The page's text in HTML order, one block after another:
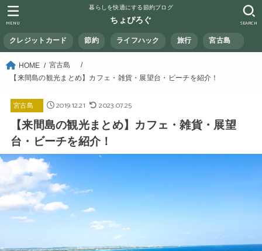
暮らしを快適にする節約ブログ
ちょぴろぐ
クレジットカード 節約 ライフハック 旅行 宮古島
SEARCH
MENU
HOME
宮古島
【来間島の観光まとめ】カフェ・雑貨・展望台・ビーチを紹介！
宮古島 2019.12.21
2023.07.25
【来間島の観光まとめ】カフェ・雑貨・展望
台・ビーチを紹介！